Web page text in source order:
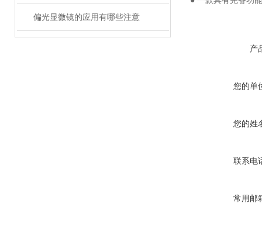
偏光显微镜的应用有哪些注意
产
您的单
您的姓
联系电
常用邮